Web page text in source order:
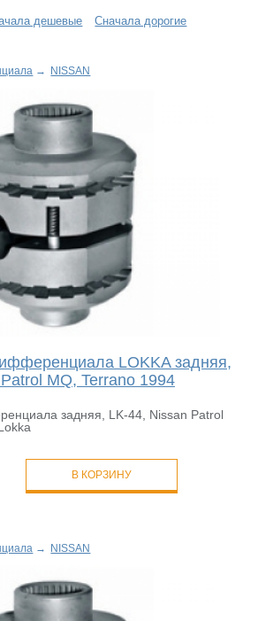
дешевые Сначала дорогие
→ NISSAN
LOKKA задняя,
MQ, Terrano 1994
задняя, LK-44, Nissan Patrol
В КОРЗИНУ
→ NISSAN